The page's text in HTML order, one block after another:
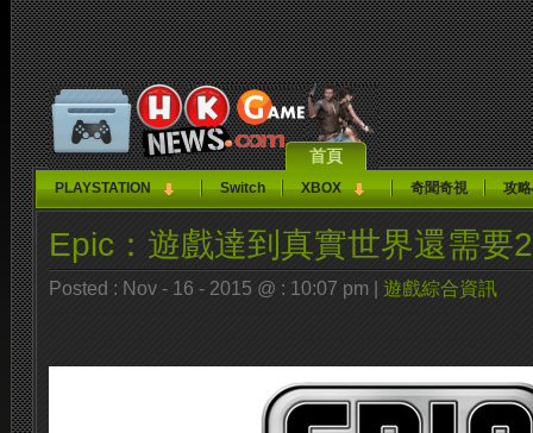
首頁
PLAYSTATION Switch XBOX 奇聞奇視 攻
Epic：遊戲達到真實世界還需要
Posted : Nov - 16 - 2015 @ : 10:07 pm | 遊戲綜合資訊